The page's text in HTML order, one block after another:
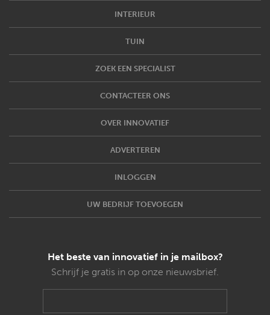
INTERIEUR
TUIN
ZOEK EEN SPECIALIST
CONTACTEER ONS
OVER INNOVATIEF
ADVERTEREN
INLOGGEN
UW BEDRIJF TOEVOEGEN
Het beste van innovatief in je mailbox?
Schrijf je gratis in op onze nieuwsbrief.